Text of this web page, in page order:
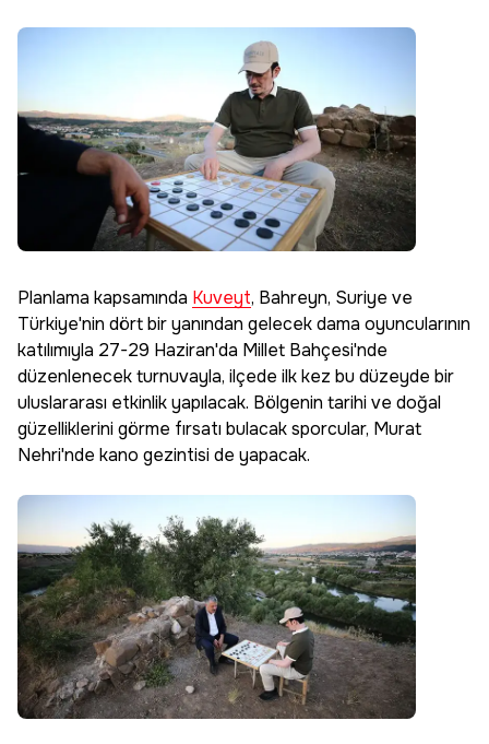
Planlama kapsamında Kuveyt, Bahreyn, Suriye ve
Türkiye'nin dört bir yanından gelecek dama oyuncularının
katılımıyla 27-29 Haziran'da Millet Bahçesi'nde
düzenlenecek turnuvayla, ilçede ilk kez bu düzeyde bir
uluslararası etkinlik yapılacak. Bölgenin tarihi ve doğal
güzelliklerini görme fırsatı bulacak sporcular, Murat
Nehri'nde kano gezintisi de yapacak.